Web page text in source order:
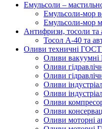
Емульсоли –
Емульсоли-мор
Емульсоли-мор
Антифризи, тосоли та
Тосол А-40 та
Оливи техничні
Оливи
Оливи
Оливи
Оливи
Оливи
Оливи
Оливи
Оливи моторні